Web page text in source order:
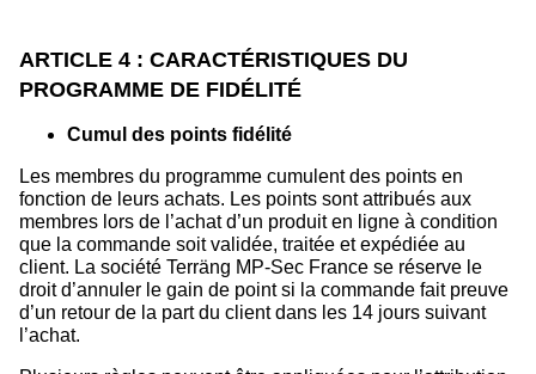
ARTICLE 4 : CARACTÉRISTIQUES DU
PROGRAMME DE FIDÉLITÉ
Cumul des points fidélité
Les membres du programme cumulent des points en
fonction de leurs achats. Les points sont attribués aux
membres lors de l’achat d’un produit en ligne à condition
que la commande soit validée, traitée et expédiée au
client. La société Terräng MP-Sec France se réserve le
droit d’annuler le gain de point si la commande fait preuve
d’un retour de la part du client dans les 14 jours suivant
l’achat.